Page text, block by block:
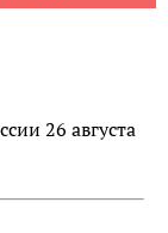
26 августа